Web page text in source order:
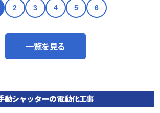
2 3 4 5 6
一覧を見る
動シャッターの電動化工事